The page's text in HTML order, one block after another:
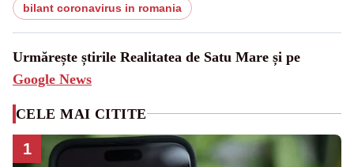
bilant coronavirus in romania
Urmărește știrile Realitatea de Satu Mare și pe
Google News
CELE MAI CITITE
1